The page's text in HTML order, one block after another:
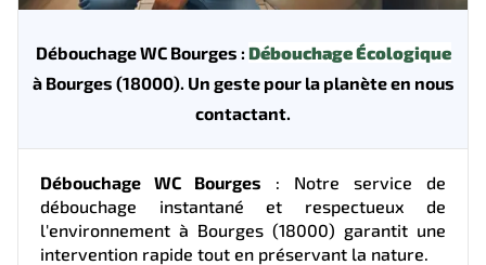
Débouchage WC Bourges : Débouchage Écologique
à Bourges (18000). Un geste pour la planète en nous
contactant.
Débouchage WC Bourges : Notre service de
débouchage instantané et respectueux de
l'environnement à Bourges (18000) garantit une
intervention rapide tout en préservant la nature.